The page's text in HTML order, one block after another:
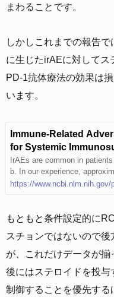
まわることです。
しかしこれまでの報告
に生じたirAEに対してス
PD-1抗体療法の効果は
います。
Immune-Related
for Systemic
Effects on Survival
nt Failure in Patients
ated With Ipilimumab
IrAEs are common in
b. In our experience,
mumab-treated patients
eroids, and almost one-third
oners and patients should be
https://www.ncbi.nlm.nih.gov/
もともと条件設定的に
スチョンではないので
が、これだけデータが
後にはステロイドを投
制御することを優先する